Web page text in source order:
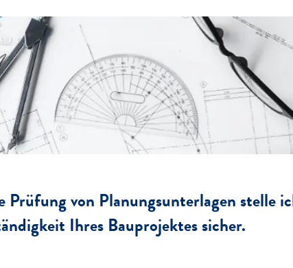
Prüfung von Planungsunterlagen stelle
Ihres Bauprojektes sicher.